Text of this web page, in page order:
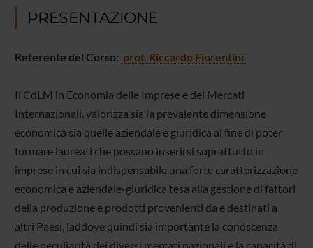
PRESENTAZIONE
Referente del Corso: prof. Riccardo Fiorentini
Il CdLM in Economia delle Imprese e dei Mercati
Internazionali, valorizza sia la prevalente dimensione
economica sia quelle aziendale e giuridica al fine di poter
formare laureati che possano inserirsi soprattutto in
imprese in cui sia indispensabile una forte caratterizzazione
economica e aziendale-giuridica tesa alla gestione di fattori
della produzione e prodotti provenienti da e destinati a
altri Paesi, laddove quindi sia importante la conoscenza
delle peculiarità dei diversi mercati nazionali e la capacità di